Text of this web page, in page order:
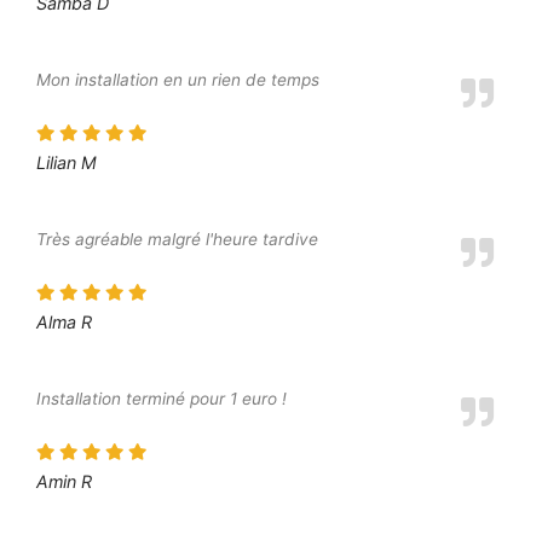
Mon installation en un rien de temps
Lilian M
Très agréable malgré l'heure tardive
Alma R
Installation terminé pour 1 euro !
Amin R